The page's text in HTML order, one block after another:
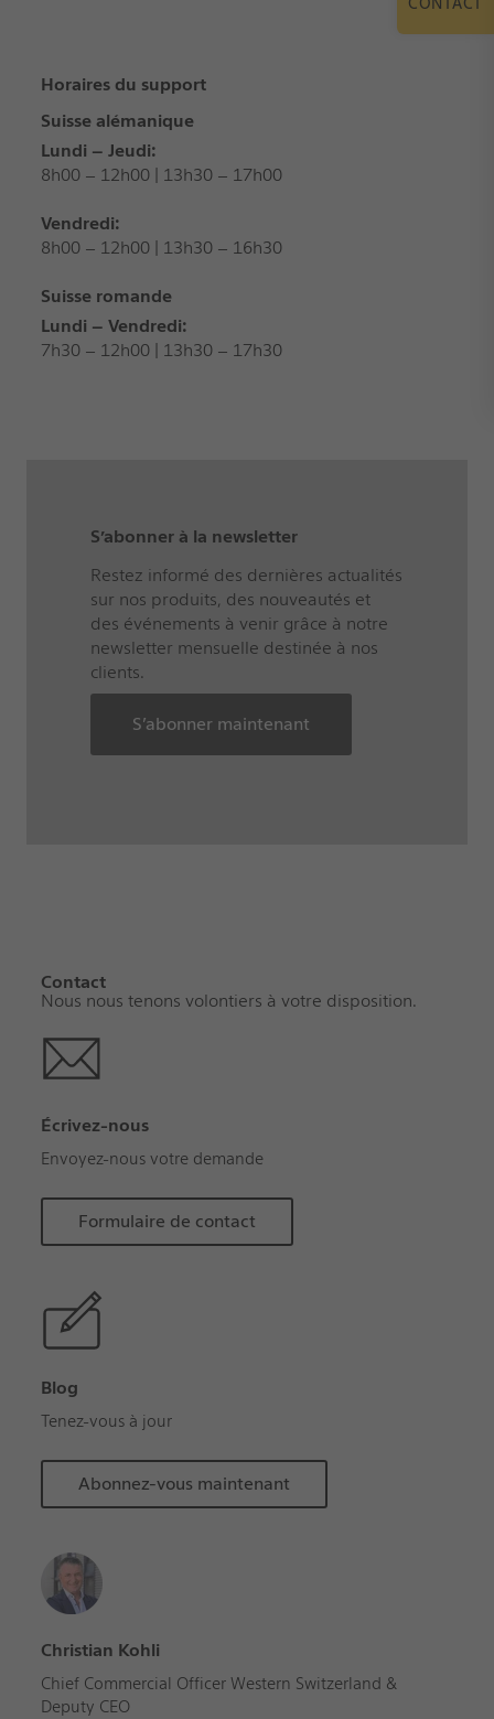
Horaires du support
Suisse alémanique
Lundi – Jeudi:
8h00 – 12h00 | 13h30 – 17h00
Vendredi:
8h00 – 12h00 | 13h30 – 16h30
Suisse romande
Lundi – Vendredi:
7h30 – 12h00 | 13h30 – 17h30
S’abonner à la newsletter
Restez informé des dernières actualités
sur nos produits, des nouveautés et
des événements à venir grâce à notre
newsletter mensuelle destinée à nos
clients.
S’abonner maintenant
Contact
Nous nous tenons volontiers à votre disposition.
Écrivez-nous
Envoyez-nous votre demande
Formulaire de contact
Blog
Tenez-vous à jour
Abonnez-vous maintenant
Christian Kohli
Chief Commercial Officer Western Switzerland &
Deputy CEO